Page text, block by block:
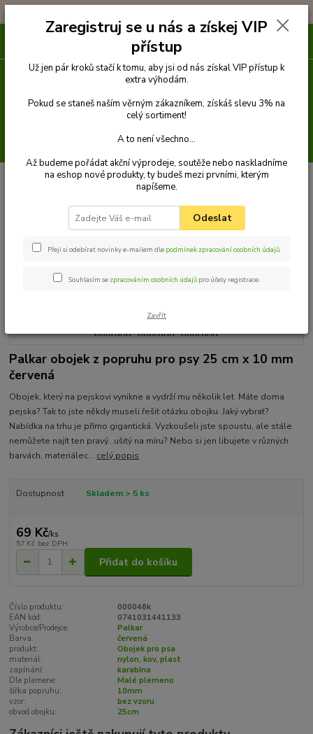
Venčení Obojky Obojky z popruhu
Obojek popruh 25 cm x
Palkar obojek z popruhu pro psy 25 cm x 10 mm červená
Palkar obojek z popruhu pro psy
25 cm x 10 mm červená
Palkar obojek z popruhu pro psy 25 cm x 10 mm
červená
Obojek, který na pejskovi vynikne a vydrží mu několik let. Máte doma
pejska? Tak to jste někdy museli řešit otázku obojku. Jaký vybrat?
Nabídka na trhu je přímo gigantická. Vyzkoušeli jste spoustu, ale stále
nemůžete najít ten pravý...ušitý na míru? Nebo si jen libujete v různých
barvách, materiálec... celý popis
Dostupnost Skladem > 5 ks
69 Kč/ks
57 Kč bez DPH
Přidat do košíku
Číslo produktu:
000046k
EAN kód:
0741031441133
Výrobce/Prodejce:
Palkar
Barva:
červená
produkt:
Obojek pro psa
materiál:
nylon, kov, plast
zapínání:
karabina
Dle plemene:
Malé plemeno
šířka popruhu:
10mm
vzor:
bez vzoru
obvod obojku:
25cm
Zaregistruj se u nás a získej VIP
přístup
Už jen pár kroků stačí k tomu, aby jsi od nás získal VIP přístup k
extra výhodám.
Pokud se staneš naším věrným zákazníkem, získáš slevu 3% na
celý sortiment!
A to není všechno...
Až budeme pořádat akční výprodeje, soutěže nebo naskladníme
na eshop nové produkty, ty budeš mezi prvními, kterým
napíšeme.
Odeslat
Přeji si odebírat novinky e-mailem dle podmínek zpracování osobních údajů.
Souhlasím se zpracováním osobních údajů pro účely registrace.
Zavřít